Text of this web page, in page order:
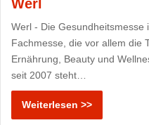
Werl
Werl - Die Gesundheitsmesse
Fachmesse, die vor allem die
Ernährung, Beauty und
seit 2007 steht…
Weiterlesen >>